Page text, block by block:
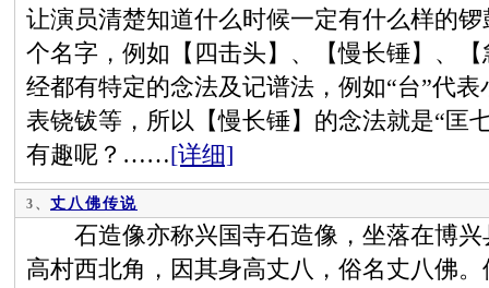
让演员清楚知道什么时候一定有什么样的
个名字，例如【四击头】、【慢长锤】、
经都有特定的念法及记谱法，例如“台”代表
表铙钹等，所以【慢长锤】的念法就是“匡
有趣呢？……[详细]
3、 丈八佛传说
石造像亦称兴国寺石造像，坐落在博兴
高村西北角，因其身高丈八，俗名丈八佛